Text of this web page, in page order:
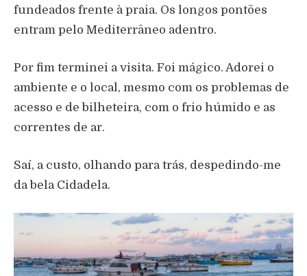
fundeados frente à praia. Os longos pontões
entram pelo Mediterrâneo adentro.
Por fim terminei a visita. Foi mágico. Adorei o
ambiente e o local, mesmo com os problemas de
acesso e de bilheteira, com o frio húmido e as
correntes de ar.
Saí, a custo, olhando para trás, despedindo-me
da bela Cidadela.